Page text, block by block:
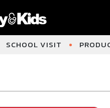
SCHOOL VISIT